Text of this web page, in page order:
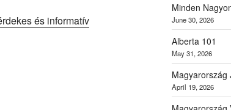
és informatív
Minden
June 30, 2026
Alberta 101
May 31, 2026
Magyarország
April 19, 2026